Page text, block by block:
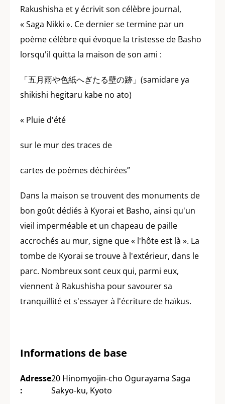
Rakushisha et y écrivit son célèbre journal,
« Saga Nikki ». Ce dernier se termine par un
poème célèbre qui évoque la tristesse de Basho
lorsqu'il quitta la maison de son ami :
「五月雨や色紙へぎたる壁の跡」(samidare ya
shikishi hegitaru kabe no ato)
« Pluie d'été
sur le mur des traces de
cartes de poèmes déchirées”
Dans la maison se trouvent des monuments de
bon goût dédiés à Kyorai et Basho, ainsi qu'un
vieil imperméable et un chapeau de paille
accrochés au mur, signe que « l'hôte est là ». La
tombe de Kyorai se trouve à l'extérieur, dans le
parc. Nombreux sont ceux qui, parmi eux,
viennent à Rakushisha pour savourer sa
tranquillité et s'essayer à l'écriture de haïkus.
Informations de base
Adresse
:
20 Hinomyojin-cho Ogurayama Saga
Sakyo-ku, Kyoto